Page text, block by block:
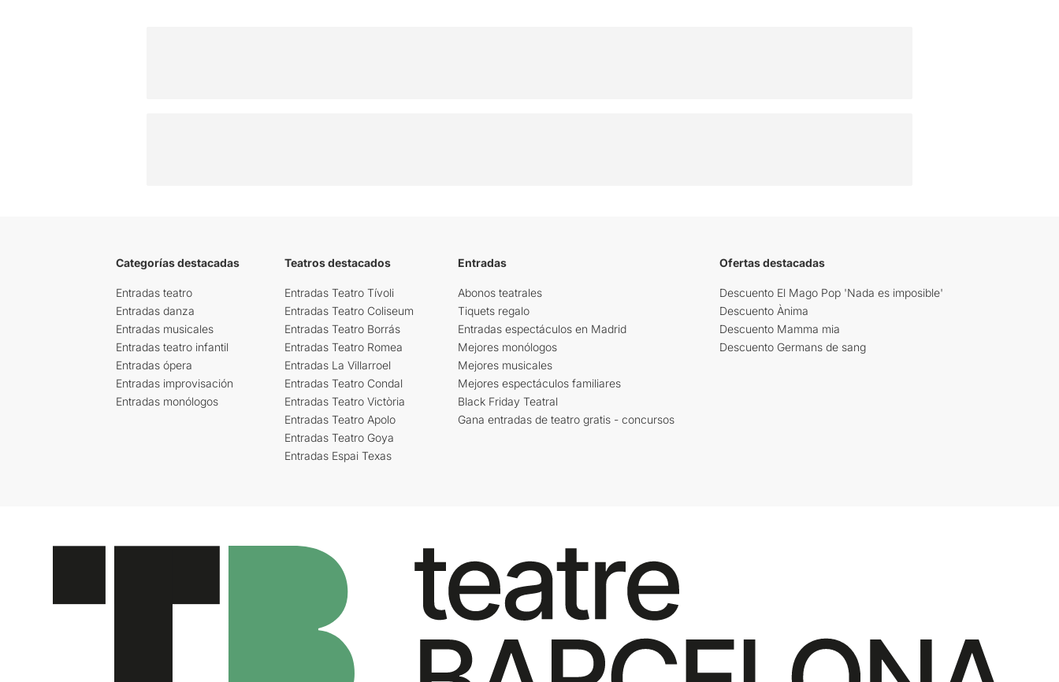
Categorías destacadas
Entradas teatro
Entradas danza
Entradas musicales
Entradas teatro infantil
Entradas ópera
Entradas improvisación
Entradas monólogos
Teatros destacados
Entradas Teatro Tívoli
Entradas Teatro Coliseum
Entradas Teatro Borrás
Entradas Teatro Romea
Entradas La Villarroel
Entradas Teatro Condal
Entradas Teatro Victòria
Entradas Teatro Apolo
Entradas Teatro Goya
Entradas Espai Texas
Entradas
Abonos teatrales
Tiquets regalo
Entradas espectáculos en Madrid
Mejores monólogos
Mejores musicales
Mejores espectáculos familiares
Black Friday Teatral
Gana entradas de teatro gratis - concursos
Ofertas destacadas
Descuento El Mago Pop 'Nada es imposible'
Descuento Ànima
Descuento Mamma mia
Descuento Germans de sang